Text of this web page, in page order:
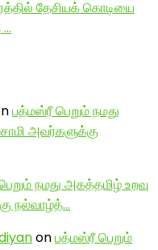
தேசியக் கொடியை
…
பத்மஸ்ரீ பெறும் நமது
அவர்களுக்கு
நமது அகத்தமிழ் உறவு
நல்வாழ்த்…
onபத்மஸ்ரீ பெறும்